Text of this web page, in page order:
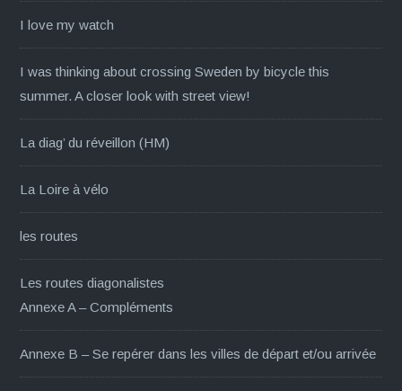
I love my watch
I was thinking about crossing Sweden by bicycle this
summer. A closer look with street view!
La diag’ du réveillon (HM)
La Loire à vélo
les routes
Les routes diagonalistes
Annexe A – Compléments
Annexe B – Se repérer dans les villes de départ et/ou arrivée